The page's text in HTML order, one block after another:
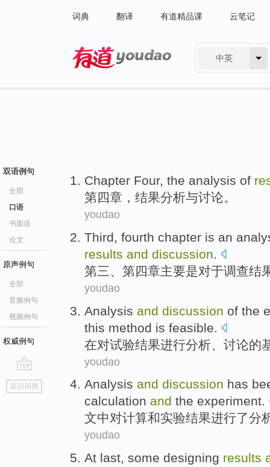
词典 翻译 有道精品课 云笔记
中英
双语例句
全部
口语
书面语
论文
原声例句
全部
音频例句
视频例句
权威例句
go
top
返回词典
Chapter Four, the analysis of
第四章 ， 结果分析与讨论。
youdao
Third, fourth chapter is an
results and discussion.
第三、 第四章主要是对于调查结
youdao
Analysis and discussion of the
this method is feasible
在对试验结果进行分析 讨论的
youdao
Analysis and discussion has
calculation and the experiment.
文中对计算和实验结果进行了分
youdao
At last, some designing results